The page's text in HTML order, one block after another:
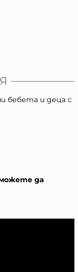
бебета и деца с
да